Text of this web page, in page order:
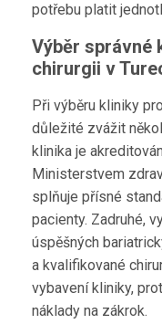
potřebu platit
Výběr správné
chirurgii v
Při výběru kliniky
důležité zvážit
klinika je
Ministerstvem
splňuje přísné
pacienty. Zadruhé,
úspěšných
a kvalifikované
vybavení kliniky,
náklady na zákrok.